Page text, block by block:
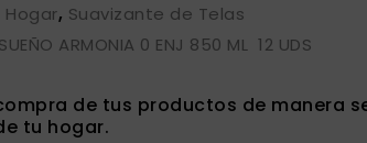
Hogar, Suavizante de Telas
ARMONIA 0 ENJ 850 ML 12 UDS
de tus productos de manera
tu hogar.